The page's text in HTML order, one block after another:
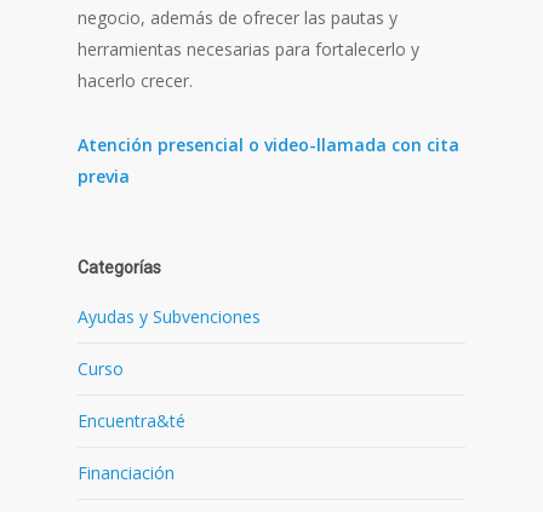
negocio, además de ofrecer las pautas y
herramientas necesarias para fortalecerlo y
hacerlo crecer.
Atención presencial o video-llamada con cita
previa
Categorías
Ayudas y Subvenciones
Curso
Encuentra&té
Financiación